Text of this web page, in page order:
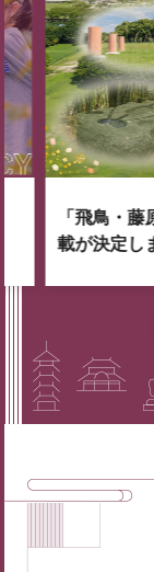
「飛鳥・
載が決定し